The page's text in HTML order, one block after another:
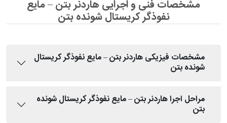
مشخصات فنی و اجرایی هاردنر بتن – مایع
نفوذگر کریستال شونده بتن
مشخصات فیزیکی هاردنر بتن – مایع نفوذگر کریستال
شونده بتن
مراحل اجرا هاردنر بتن – مایع نفوذگر کریستال شونده
بتن